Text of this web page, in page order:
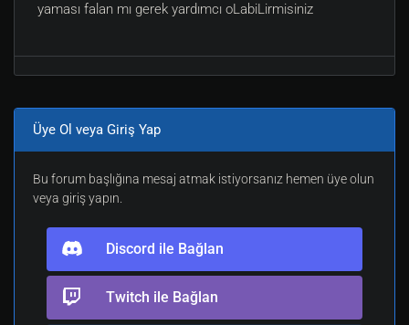
yaması falan mı gerek yardımcı oLabiLirmisiniz
Üye Ol veya Giriş Yap
Bu forum başlığına mesaj atmak istiyorsanız hemen üye olun
veya giriş yapın.
Discord ile Bağlan
Twitch ile Bağlan